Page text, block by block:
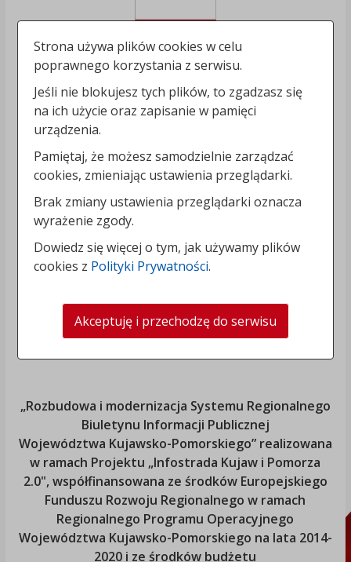
„Rozbudowa i modernizacja Systemu Regionalnego
Biuletynu Informacji Publicznej
Województwa Kujawsko-Pomorskiego” realizowana
w ramach Projektu „Infostrada Kujaw i Pomorza
2.0", współfinansowana ze środków Europejskiego
Funduszu Rozwoju Regionalnego w ramach
Regionalnego Programu Operacyjnego
Województwa Kujawsko-Pomorskiego na lata 2014-
2020 i ze środków budżetu
Strona używa plików cookies w celu
poprawnego korzystania z serwisu.
Jeśli nie blokujesz tych plików, to zgadzasz się
na ich użycie oraz zapisanie w pamięci
urządzenia.
Pamiętaj, że możesz samodzielnie zarządzać
cookies, zmieniając ustawienia przeglądarki.
Brak zmiany ustawienia przeglądarki oznacza
wyrażenie zgody.
Dowiedz się więcej o tym, jak używamy plików
cookies z Polityki Prywatności.
Akceptuję i przechodzę do serwisu